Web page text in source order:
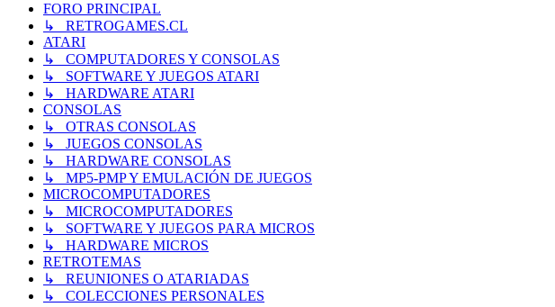
FORO PRINCIPAL
↳ RETROGAMES.CL
ATARI
↳ COMPUTADORES Y CONSOLAS
↳ SOFTWARE Y JUEGOS ATARI
↳ HARDWARE ATARI
CONSOLAS
↳ OTRAS CONSOLAS
↳ JUEGOS CONSOLAS
↳ HARDWARE CONSOLAS
↳ MP5-PMP Y EMULACIÓN DE JUEGOS
MICROCOMPUTADORES
↳ MICROCOMPUTADORES
↳ SOFTWARE Y JUEGOS PARA MICROS
↳ HARDWARE MICROS
RETROTEMAS
↳ REUNIONES O ATARIADAS
↳ COLECCIONES PERSONALES